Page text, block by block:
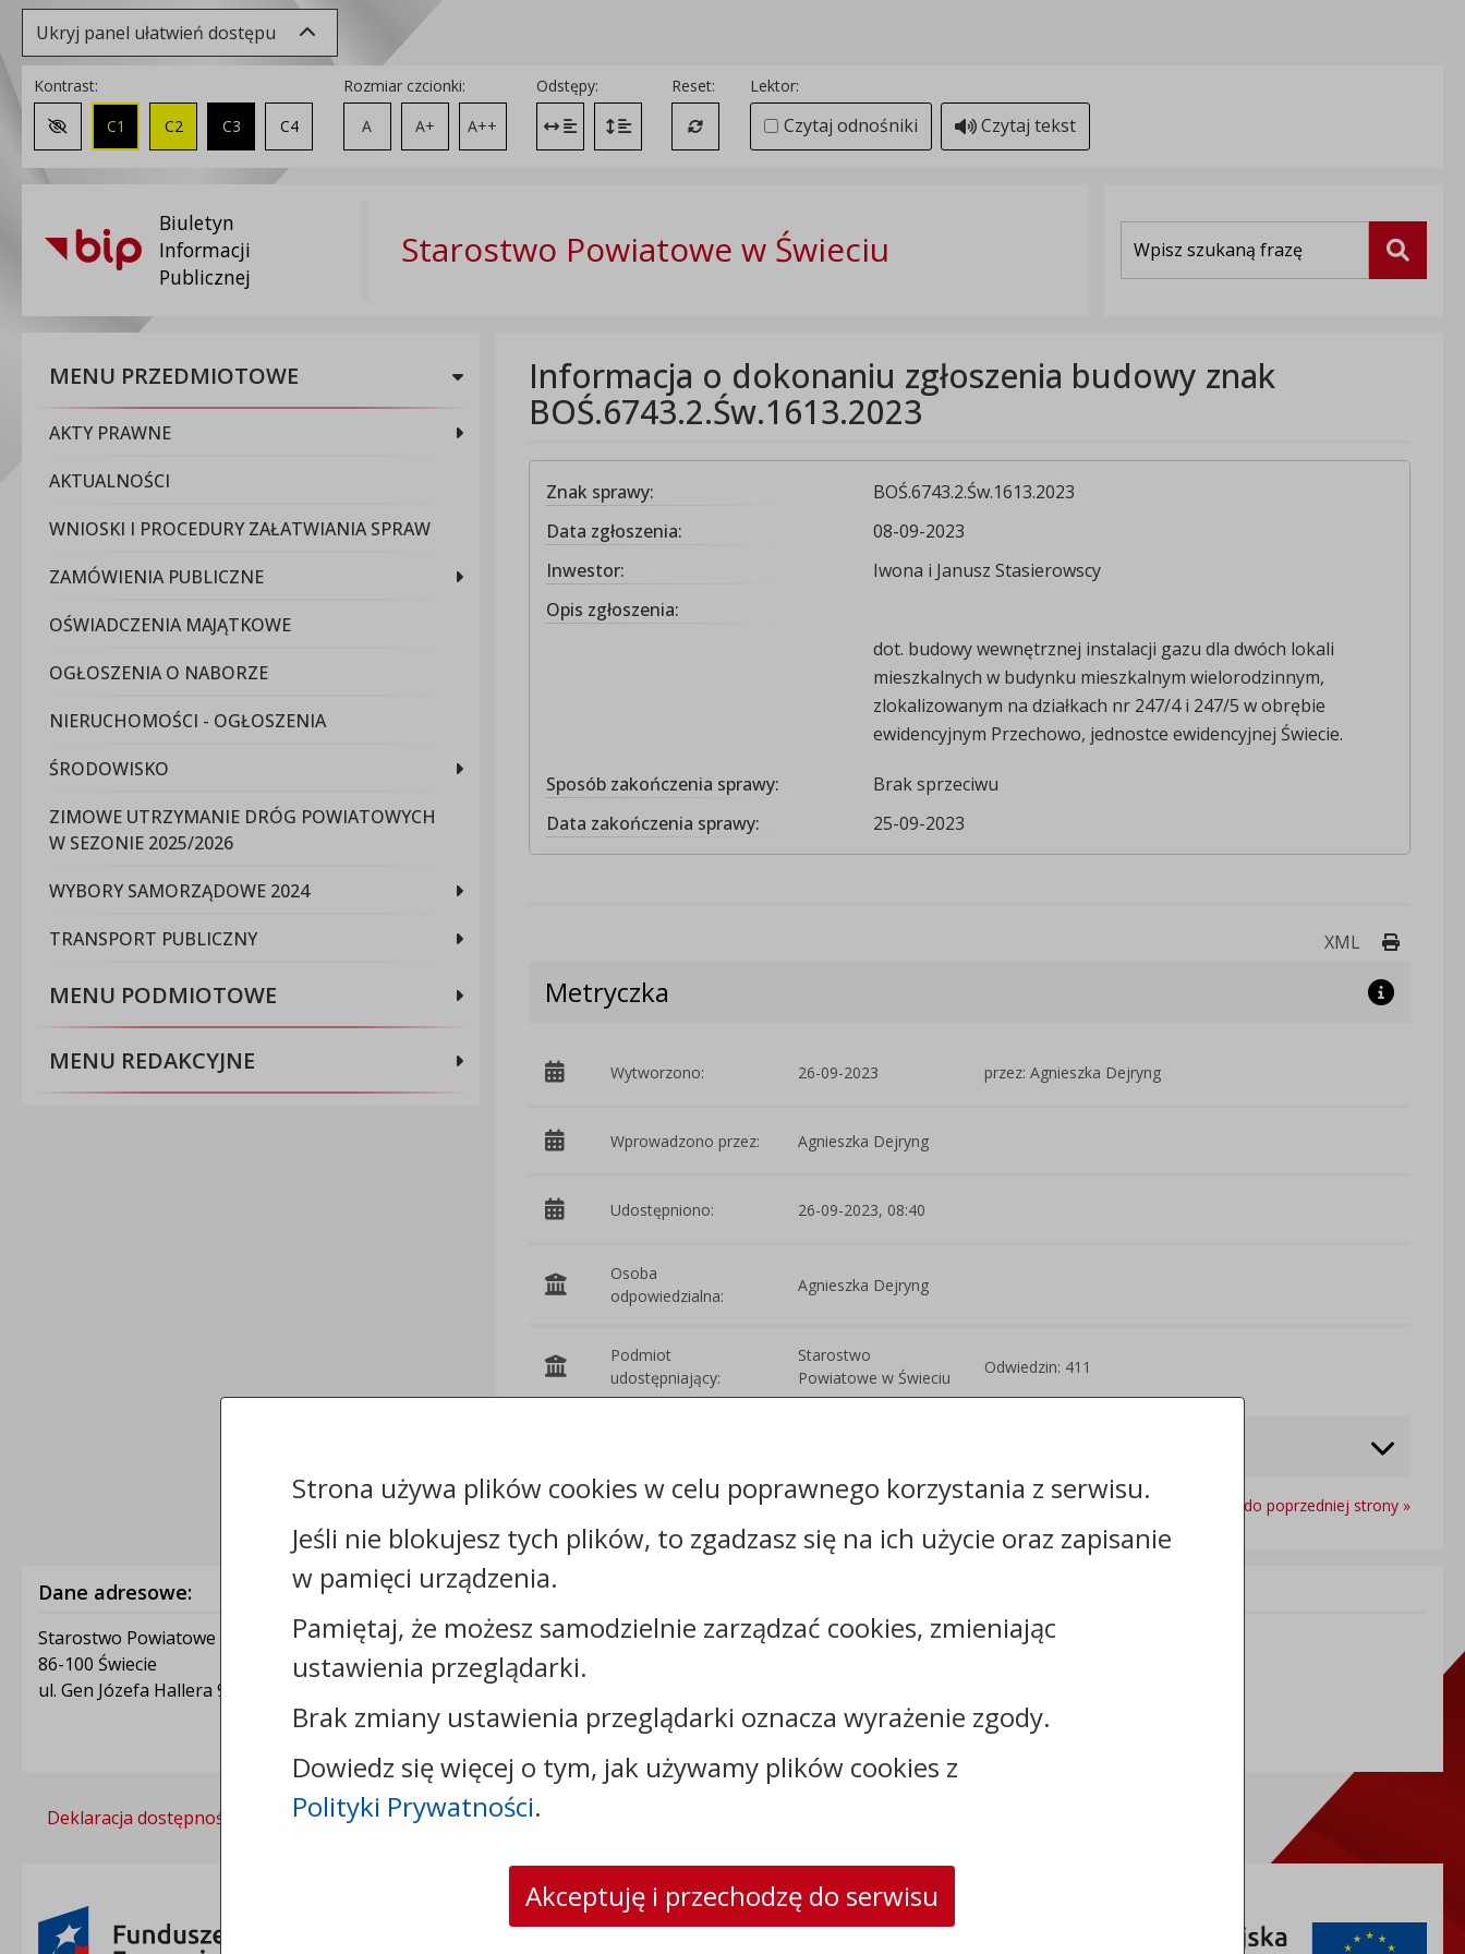
Ukryj panel ułatwień dostępu
Kontrast:
Zmień kontrast na domyślny
C1 C2 C3 C4
Rozmiar czcionki:
A
A+ A++
Odstępy:
Zmień odstęp między literami
Zmień interlinię i margines między paragrafami
Reset:
Przywróć ustawienia domyślne
Lektor:
Czytaj odnośniki Czytaj tekst
Biuletyn
Informacji
Publicznej
Starostwo Powiatowe w Świeciu Szukaj
MENU PRZEDMIOTOWE
AKTY PRAWNE
AKTUALNOŚCI
WNIOSKI I PROCEDURY ZAŁATWIANIA SPRAW
ZAMÓWIENIA PUBLICZNE
OŚWIADCZENIA MAJĄTKOWE
OGŁOSZENIA O NABORZE
NIERUCHOMOŚCI - OGŁOSZENIA
ŚRODOWISKO
ZIMOWE UTRZYMANIE DRÓG POWIATOWYCH
W SEZONIE 2025/2026
WYBORY SAMORZĄDOWE 2024
TRANSPORT PUBLICZNY
MENU PODMIOTOWE
MENU REDAKCYJNE
Informacja o dokonaniu zgłoszenia budowy znak
BOŚ.6743.2.Św.1613.2023
Znak sprawy:
BOŚ.6743.2.Św.1613.2023
Data zgłoszenia:
08-09-2023
Inwestor:
Iwona i Janusz Stasierowscy
Opis zgłoszenia:
dot. budowy wewnętrznej instalacji gazu dla dwóch lokali
mieszkalnych w budynku mieszkalnym wielorodzinnym,
zlokalizowanym na działkach nr 247/4 i 247/5 w obrębie
ewidencyjnym Przechowo, jednostce ewidencyjnej Świecie.
Sposób zakończenia sprawy:
Brak sprzeciwu
Data zakończenia sprawy:
25-09-2023
XML Drukuj
Metryczka
Wytworzono: 26-09-2023 przez: Agnieszka Dejryng
Wprowadzono przez: Agnieszka Dejryng
Udostępniono: 26-09-2023, 08:40
Osoba
odpowiedzialna:
Agnieszka Dejryng
Podmiot
udostępniający:
Starostwo
Powiatowe w Świeciu
Odwiedzin: 411
Powrót do poprzedniej strony »
Dane adresowe:
Starostwo Powiatowe w Świeciu
86-100 Świecie
ul. Gen Józefa Hallera 9
Kontakt:
tel.:+48525683100
faks: +48525683102
e-mail:
skrytka ePUAP: /CSW/SkrytkaESP
NIP: 5591698086
Deklaracja dostępności Polityka prywatności
Strona używa plików cookies w celu poprawnego korzystania z serwisu.
Jeśli nie blokujesz tych plików, to zgadzasz się na ich użycie oraz zapisanie
w pamięci urządzenia.
Pamiętaj, że możesz samodzielnie zarządzać cookies, zmieniając
ustawienia przeglądarki.
Brak zmiany ustawienia przeglądarki oznacza wyrażenie zgody.
Dowiedz się więcej o tym, jak używamy plików cookies z
Polityki Prywatności.
Akceptuję i przechodzę do serwisu